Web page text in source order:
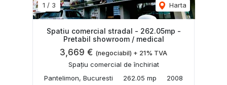
1 / 3 Harta
Spatiu comercial stradal - 262.05mp -
Pretabil showroom / medical
3,669 € (negociabil) + 21% TVA
Spațiu comercial de închiriat
Pantelimon, Bucuresti
262.05 mp 2008